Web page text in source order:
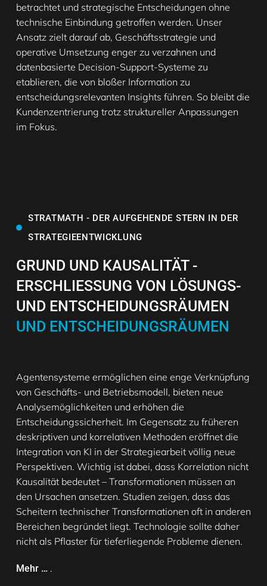
betrachtet und strategische Entscheidungen ohne
technische Einbindung getroffen werden. Unser
Ansatz zielt darauf ab, Geschäftsstrategie und
operative Umsetzung enger zu verzahnen und
datenbasierte Decision-Support-Systeme zu
etablieren, die von bloßer Information zu
entscheidungsrelevanten Insights führen. So bleibt die
Kundenzentrierung trotz struktureller Anpassungen
im Fokus.
STRATMATH - DER AUFGEHENDE STERN IN DER
STRATEGIEENTWICKLUNG
GRUND UND KAUSALITÄT -
ERSCHLIESSUNG VON LÖSUNGS-
UND ENTSCHEIDUNGSRÄUMEN
UND ENTSCHEIDUNGSRÄUMEN
Agentensysteme ermöglichen eine enge Verknüpfung
von Geschäfts- und Betriebsmodell, bieten neue
Analysemöglichkeiten und erhöhen die
Entscheidungssicherheit. Im Gegensatz zu früheren
deskriptiven und korrelativen Methoden eröffnet die
Integration von KI in der Strategiearbeit völlig neue
Perspektiven. Wichtig ist dabei, dass Korrelation nicht
Kausalität bedeutet – Transformationen müssen an
den Ursachen ansetzen. Studien zeigen, dass das
Scheitern technischer Transformationen oft in anderen
Bereichen begründet liegt. Technologie sollte daher
nicht als Pflaster für tieferliegende Probleme dienen.
Mehr … .